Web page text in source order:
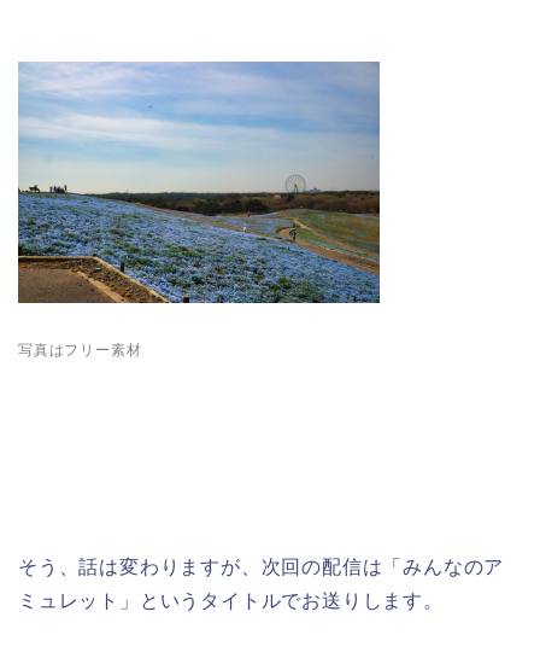
写真はフリー素材
そう、話は変わりますが、次回の配信は「みんなのア
ミュレット」というタイトルでお送りします。